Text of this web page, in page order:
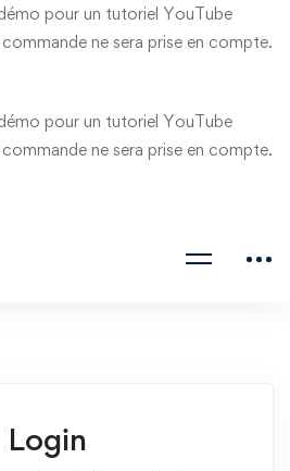
pour un tutoriel YouTube
ne sera prise en compte.
pour un tutoriel YouTube
ne sera prise en compte.
Login